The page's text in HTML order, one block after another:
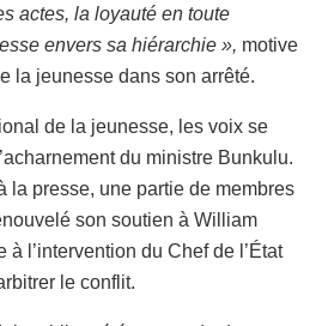
actes, la loyauté en toute
envers sa hiérarchie », motive
la jeunesse dans son arrêté.
de la jeunesse, les voix se
du ministre Bunkulu.
la presse, une partie de membres
son soutien à William
à l’intervention du Chef de l’État
le conflit.